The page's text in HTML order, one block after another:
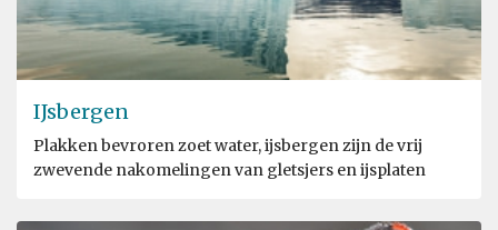
IJsbergen
Plakken bevroren zoet water, ijsbergen zijn de vrij
zwevende nakomelingen van gletsjers en ijsplaten